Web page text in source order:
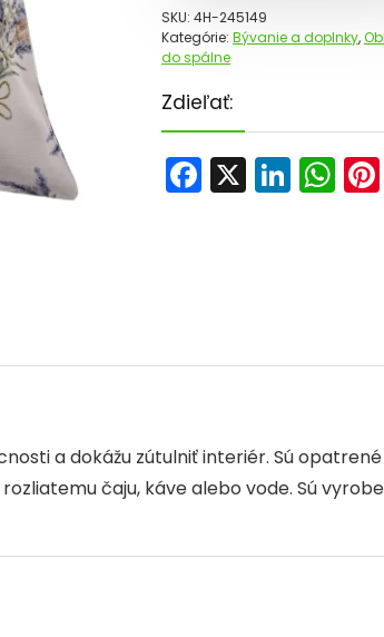
SKU: 4H-245149
Kategórie: Bývanie a doplnky,
do spálne
Zdieľať:
F
o
X Li
n
W
p
a dokážu zútulniť interiér. Sú
čaju, káve alebo vode. Sú